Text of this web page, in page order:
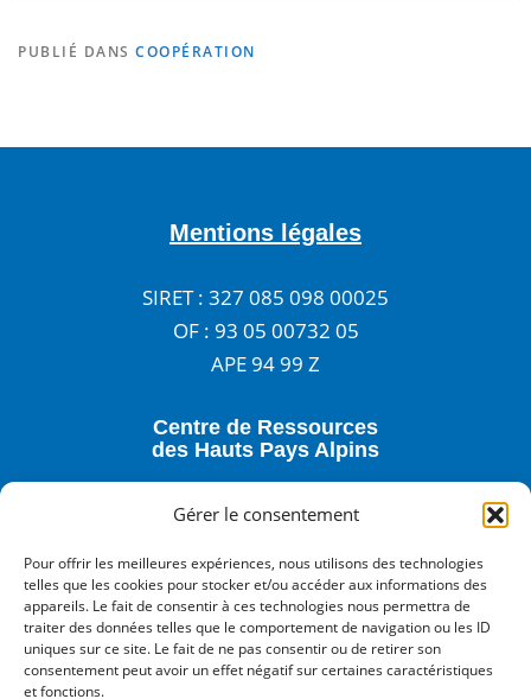
Gérer le consentement
Pour offrir les meilleures expériences, nous utilisons des technologies
telles que les cookies pour stocker et/ou accéder aux informations des
appareils. Le fait de consentir à ces technologies nous permettra de
traiter des données telles que le comportement de navigation ou les ID
uniques sur ce site. Le fait de ne pas consentir ou de retirer son
consentement peut avoir un effet négatif sur certaines caractéristiques
et fonctions.
PUBLIÉ DANS COOPÉRATION
Mentions légales
SIRET : 327 085 098 00025
OF : 93 05 00732 05
APE 94 99 Z
Centre de Ressources
des Hauts Pays Alpins
3 rue Anatole France - 05400 VEYNES
accueil@centre-de-ressources.fr
Inscrivez-vous à notre newsletter